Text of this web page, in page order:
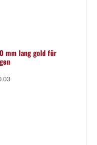
mm lang gold für